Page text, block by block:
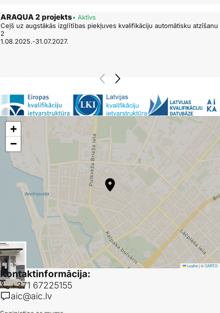
ARAQUA 2 projekts• Aktīvs
Ceļš uz augstākās izglītības piekļuves kvalifikāciju automātisku atzīšanu
2
1.08.2025.-31.07.2027.
Kvalifikāciju automātiskās atzīšanas atbalsts augstākās izglītības
iestādēs
1.08.2025.-31.07.2027.
DIGI-AR projekts• Noslēdzies
Digitālie rīki automātiskās atzīšanas ieviešanai
OCTRA 2 projekts• Noslēdzies
Tiešsaistes kursu katalogi un datubāzes caurskatāmībai un atzīšanai 2
01.01.2023.-31.12.2025.
+
−
Leaflet|©CARTO
Kontaktinformācija:
+371 67225155
aic@aic.lv